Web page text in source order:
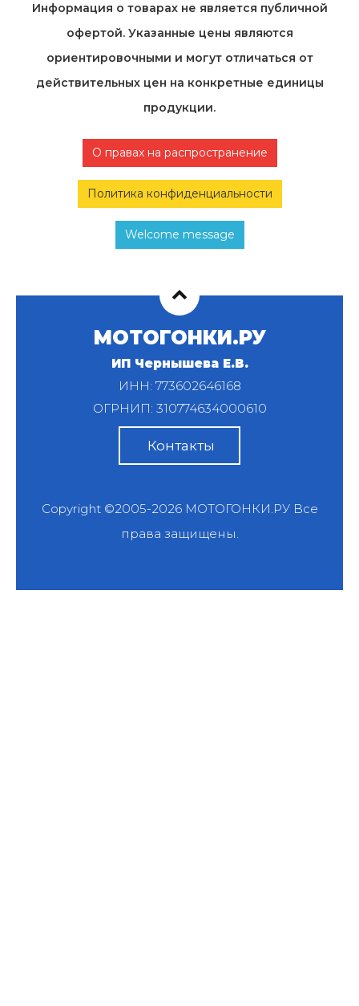
Информация о товарах не является публичной
офертой. Указанные цены являются
ориентировочными и могут отличаться от
действительных цен на конкретные единицы
продукции.
О правах на распространение
Политика конфиденциальности
Welcome message
МОТОГОНКИ.РУ
ИП Чернышева Е.В.
ИНН: 773602646168
ОГРНИП: 310774634000610
Контакты
Copyright ©2005-2026 МОТОГОНКИ.РУВсе
права защищены.